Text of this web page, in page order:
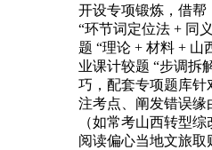
开设专项锻炼，借帮
“环节词定位法 + 同
题 “理论 + 材料 + 山
业课计较题 “步调拆
巧，配套专项题库针
注考点、阐发错误缘
（如常考山西转型
阅读偏心当地文旅取